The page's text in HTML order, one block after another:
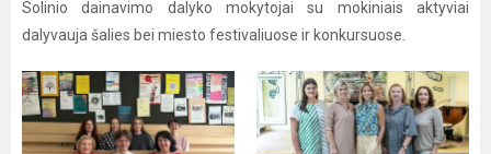
Solinio dainavimo dalyko mokytojai su mokiniais aktyviai
dalyvauja šalies bei miesto festivaliuose ir konkursuose.